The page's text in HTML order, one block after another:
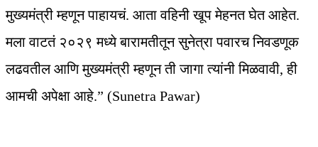
मुख्यमंत्री म्हणून पाहायचं. आता वहिनी खूप मेहनत घेत आहेत.
मला वाटतं २०२९ मध्ये बारामतीतून सुनेत्रा पवारच निवडणूक
लढवतील आणि मुख्यमंत्री म्हणून ती जागा त्यांनी मिळवावी, ही
आमची अपेक्षा आहे.” (Sunetra Pawar)